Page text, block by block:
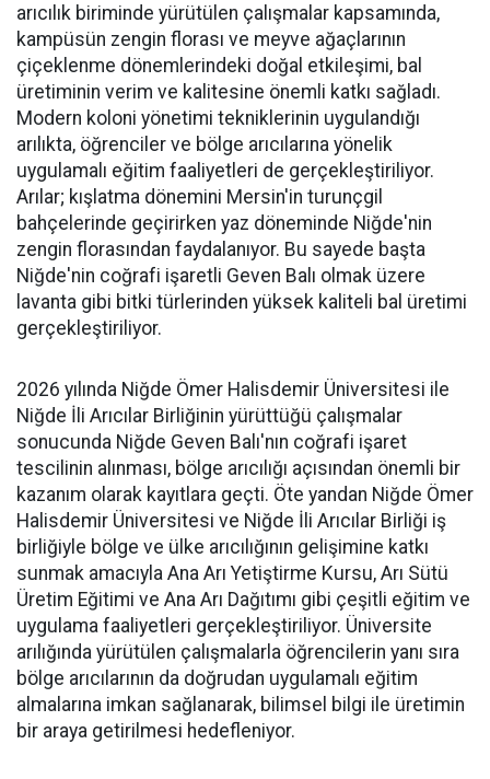
arıcılık biriminde yürütülen çalışmalar kapsamında,
kampüsün zengin florası ve meyve ağaçlarının
çiçeklenme dönemlerindeki doğal etkileşimi, bal
üretiminin verim ve kalitesine önemli katkı sağladı.
Modern koloni yönetimi tekniklerinin uygulandığı
arılıkta, öğrenciler ve bölge arıcılarına yönelik
uygulamalı eğitim faaliyetleri de gerçekleştiriliyor.
Arılar; kışlatma dönemini Mersin'in turunçgil
bahçelerinde geçirirken yaz döneminde Niğde'nin
zengin florasından faydalanıyor. Bu sayede başta
Niğde'nin coğrafi işaretli Geven Balı olmak üzere
lavanta gibi bitki türlerinden yüksek kaliteli bal üretimi
gerçekleştiriliyor.
2026 yılında Niğde Ömer Halisdemir Üniversitesi ile
Niğde İli Arıcılar Birliğinin yürüttüğü çalışmalar
sonucunda Niğde Geven Balı'nın coğrafi işaret
tescilinin alınması, bölge arıcılığı açısından önemli bir
kazanım olarak kayıtlara geçti. Öte yandan Niğde Ömer
Halisdemir Üniversitesi ve Niğde İli Arıcılar Birliği iş
birliğiyle bölge ve ülke arıcılığının gelişimine katkı
sunmak amacıyla Ana Arı Yetiştirme Kursu, Arı Sütü
Üretim Eğitimi ve Ana Arı Dağıtımı gibi çeşitli eğitim ve
uygulama faaliyetleri gerçekleştiriliyor. Üniversite
arılığında yürütülen çalışmalarla öğrencilerin yanı sıra
bölge arıcılarının da doğrudan uygulamalı eğitim
almalarına imkan sağlanarak, bilimsel bilgi ile üretimin
bir araya getirilmesi hedefleniyor.